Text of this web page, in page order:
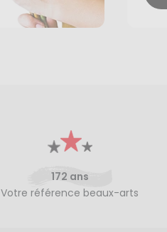
172 ans
Votre référence beaux-arts